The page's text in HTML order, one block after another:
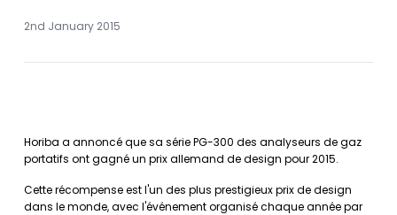
2nd January 2015
Horiba a annoncé que sa série PG-300 des analyseurs de gaz
portatifs ont gagné un prix allemand de design pour 2015.
Cette récompense est l'un des plus prestigieux prix de design
dans le monde, avec l'événement organisé chaque année par